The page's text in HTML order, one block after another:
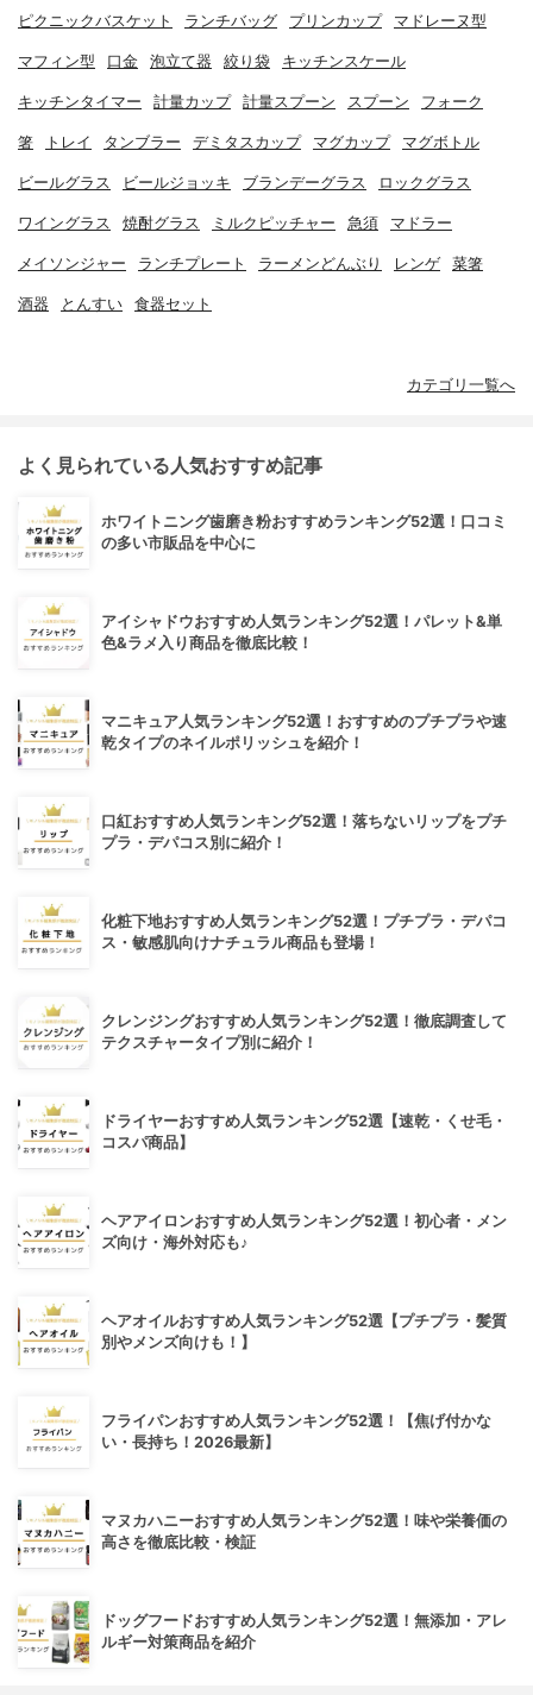
ピクニックバスケット ランチバッグ プリンカップ マドレーヌ型
マフィン型 口金 泡立て器 絞り袋 キッチンスケール
キッチンタイマー 計量カップ 計量スプーン スプーン フォーク
箸 トレイ タンブラー デミタスカップ マグカップ マグボトル
ビールグラス ビールジョッキ ブランデーグラス ロックグラス
ワイングラス 焼酎グラス ミルクピッチャー 急須 マドラー
メイソンジャー ランチプレート ラーメンどんぶり レンゲ 菜箸
酒器 とんすい 食器セット
カテゴリ一覧へ
よく見られている人気おすすめ記事
ホワイトニング歯磨き粉おすすめランキング52選！口コミ
の多い市販品を中心に
アイシャドウおすすめ人気ランキング52選！パレット&単
色&ラメ入り商品を徹底比較！
マニキュア人気ランキング52選！おすすめのプチプラや速
乾タイプのネイルポリッシュを紹介！
口紅おすすめ人気ランキング52選！落ちないリップをプチ
プラ・デパコス別に紹介！
化粧下地おすすめ人気ランキング52選！プチプラ・デパコ
ス・敏感肌向けナチュラル商品も登場！
クレンジングおすすめ人気ランキング52選！徹底調査して
テクスチャータイプ別に紹介！
ドライヤーおすすめ人気ランキング52選【速乾・くせ毛・
コスパ商品】
ヘアアイロンおすすめ人気ランキング52選！初心者・メン
ズ向け・海外対応も♪
ヘアオイルおすすめ人気ランキング52選【プチプラ・髪質
別やメンズ向けも！】
フライパンおすすめ人気ランキング52選！【焦げ付かな
い・長持ち！2026最新】
マヌカハニーおすすめ人気ランキング52選！味や栄養価の
高さを徹底比較・検証
ドッグフードおすすめ人気ランキング52選！無添加・アレ
ルギー対策商品を紹介